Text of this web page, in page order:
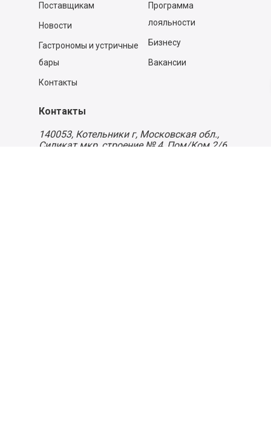
Поставщикам
Новости
Гастрономы и устричные
бары
Контакты
Программа
лояльности
Бизнесу
Вакансии
Контакты
140053, Котельники г, Московская обл.,
Силикат мкр, строение № 4, Пом/Ком 2/6